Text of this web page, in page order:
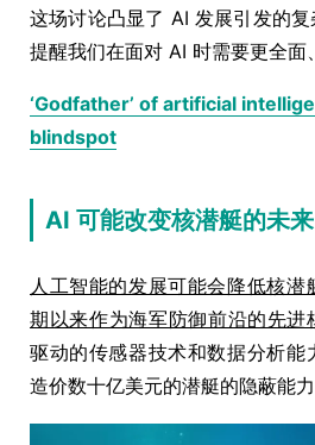
这场讨论凸显了 AI 发展引发的
提醒我们在面对 AI 时需要更全面
‘Godfather’ of artificial
blindspot
AI 可能改变核潜艇的未来
人工智能的发展可能会降低核潜
期以来作为海军防御前沿的先进
驱动的传感器技术和数据分析能
造价数十亿美元的潜艇的隐蔽能力